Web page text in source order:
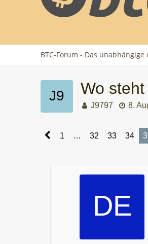
BTC-Forum - Das
Wo
J9797 8.
1 … 32 33 34